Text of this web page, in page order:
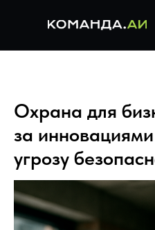
Охрана для
за
угрозу